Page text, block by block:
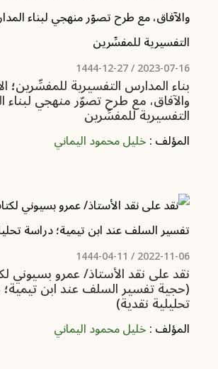
2023-07-16
/ 1444-12-27
بناء المدارس التفسيرية للمفسِّرين؛‏
والآفاق، مع طرح تصوّر منهجي لبناء
التفسيرية للمفسِّرين
المؤلف :خليل محمود اليماني
2022-11-06
/ 1444-04-11
نقد على نقد الأستاذ/ عمرو بسيوني
(حجية تفسير السلف عند ابن
تحليلية نقدية)‏
المؤلف :خليل محمود اليماني